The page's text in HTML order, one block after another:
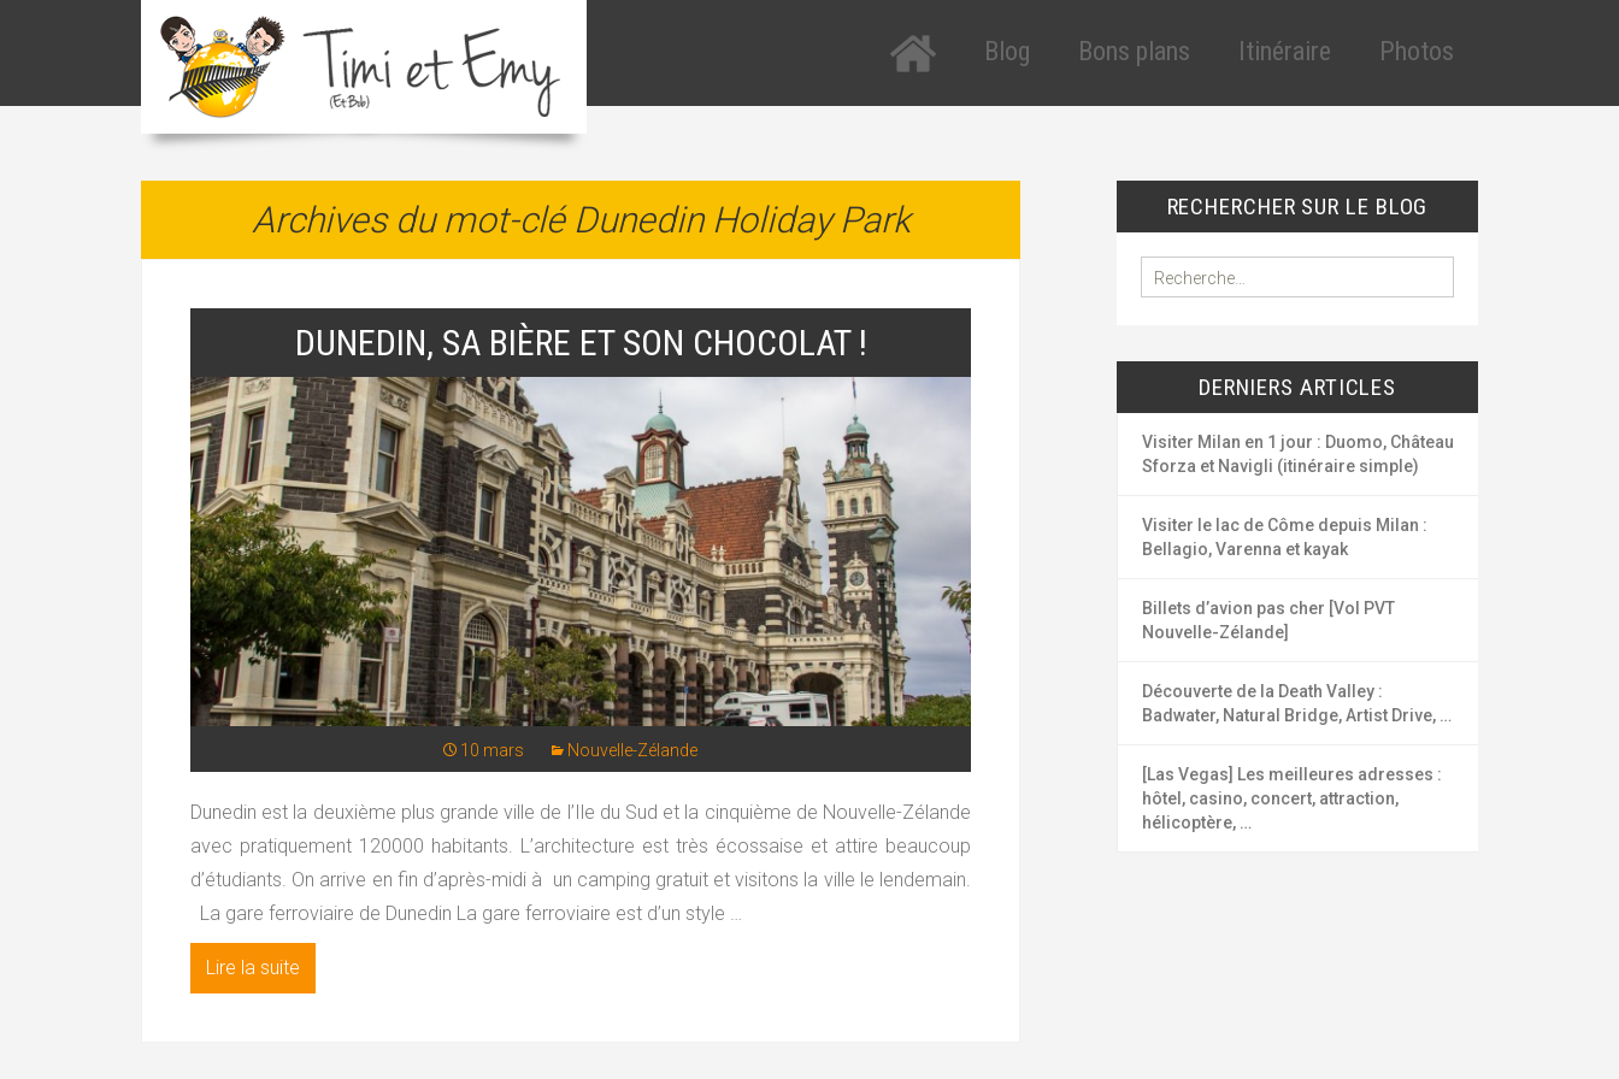
Blog
Etats-Unis
Italie
Bons plans
Réduction assurance
Toutes les réductions
Hygiène et santé
Itinéraire Photos
Archives du mot-clé Dunedin Holiday Park
DUNEDIN, SA BIÈRE ET SON CHOCOLAT !
10 mars Nouvelle-Zélande
Dunedin est la deuxième plus grande ville de l’Ile du Sud et la cinquième de Nouvelle-Zélande
avec pratiquement 120000 habitants. L’architecture est très écossaise et attire beaucoup
d’étudiants. On arrive en fin d’après-midi à un camping gratuit et visitons la ville le lendemain.
La gare ferroviaire de Dunedin La gare ferroviaire est d’un style …
Lire la suite
RECHERCHER SUR LE BLOG
e
e
c
h
e
:
DERNIERS ARTICLES
Visiter Milan en 1 jour : Duomo, Château
Sforza et Navigli (itinéraire simple)
Visiter le lac de Côme depuis Milan :
Bellagio, Varenna et kayak
Billets d’avion pas cher [Vol PVT
Nouvelle-Zélande]
Découverte de la Death Valley :
Badwater, Natural Bridge, Artist Drive, …
[Las Vegas] Les meilleures adresses :
hôtel, casino, concert, attraction,
hélicoptère, …